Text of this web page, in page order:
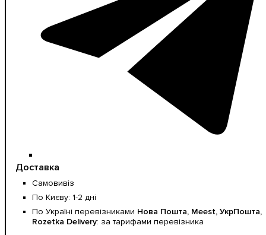
Доставка
Самовивіз
По Києву: 1-2 дні
По Україні перевізниками Нова Пошта, Meest, УкрПошта,
Rozetka Delivery: за тарифами перевізника